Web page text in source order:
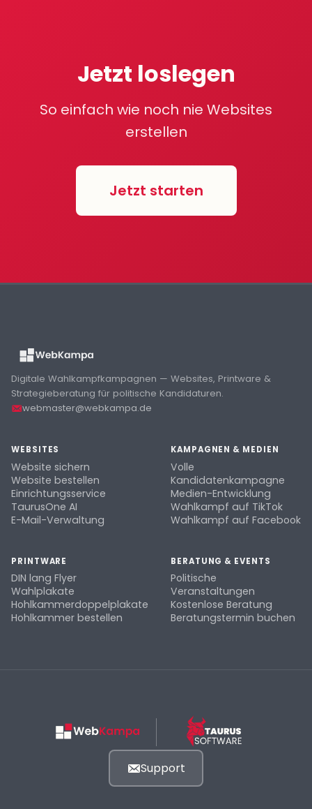
Jetzt loslegen
So einfach wie noch nie Websites
erstellen
Jetzt starten
Digitale Wahlkampfkampagnen — Websites, Printware &
Strategieberatung für politische Kandidaturen.
webmaster@webkampa.de
WEBSITES
Website sichern
Website bestellen
Einrichtungsservice
TaurusOne AI
E-Mail-Verwaltung
KAMPAGNEN & MEDIEN
Volle
Kandidatenkampagne
Medien-Entwicklung
Wahlkampf auf TikTok
Wahlkampf auf Facebook
PRINTWARE
DIN lang Flyer
Wahlplakate
Hohlkammerdoppelplakate
Hohlkammer bestellen
BERATUNG & EVENTS
Politische
Veranstaltungen
Kostenlose Beratung
Beratungstermin buchen
Support